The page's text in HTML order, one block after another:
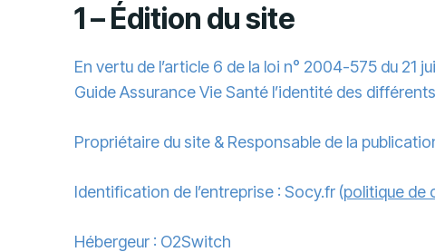
1 – Édition du site
En vertu de l’article 6 de la loi n° 2004-575 du 21
Guide Assurance Vie Santé l’identité des
Propriétaire du site & Responsable de la
Identification de l’entreprise : Socy.fr (politique de
Hébergeur : O2Switch